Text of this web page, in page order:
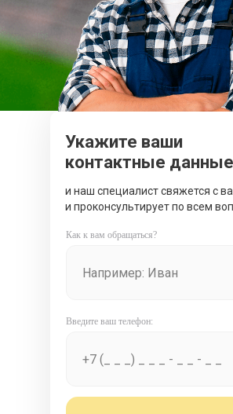
Укажите ваши
контактные
и наш специалист свяжется с
и проконсультирует по всем
Как к вам обращаться?
Введите ваш телефон: